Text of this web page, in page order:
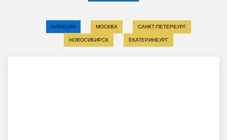
АЛЕКСИН МОСКВА САНКТ-ПЕТЕРБУРГ
НОВОСИБИРСК ЕКАТЕРИНБУРГ